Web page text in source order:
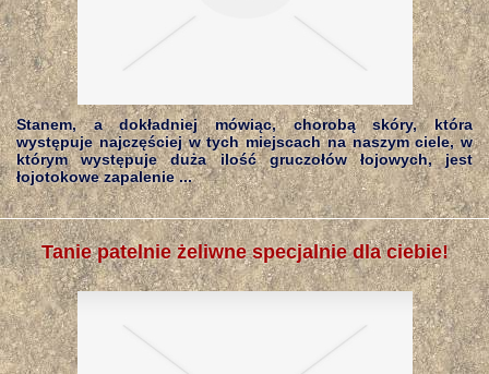
Stanem, a dokładniej mówiąc, chorobą skóry, która
występuje najczęściej w tych miejscach na naszym ciele, w
którym występuje duża ilość gruczołów łojowych, jest
łojotokowe zapalenie ...
Tanie patelnie żeliwne specjalnie dla ciebie!